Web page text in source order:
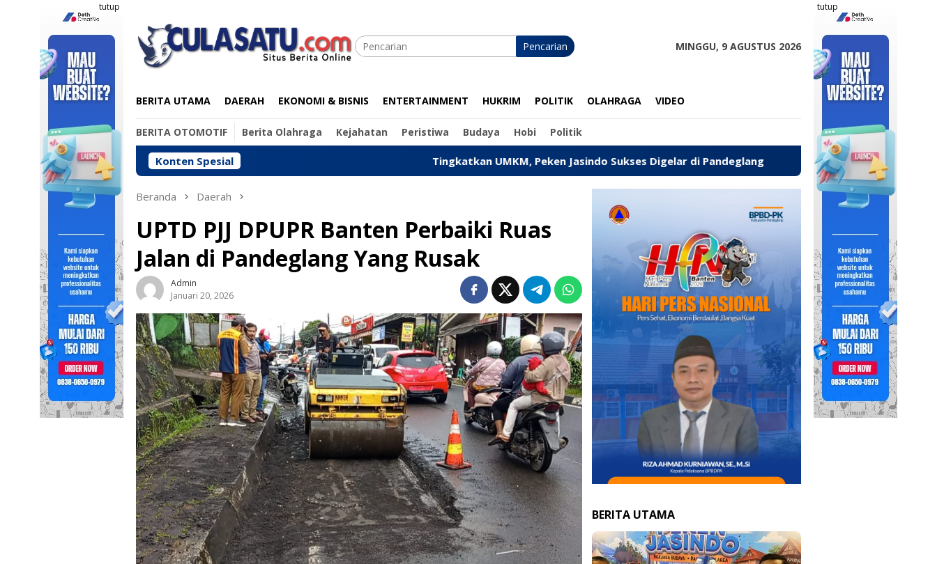
tutup tutup
Pencarian MINGGU, 9 AGUSTUS 2026
BERITA UTAMA DAERAH EKONOMI & BISNIS ENTERTAINMENT HUKRIM POLITIK OLAHRAGA VIDEO
BERITA OTOMOTIF Berita Olahraga Kejahatan Peristiwa Budaya Hobi Politik
Konten Spesial Tingkatkan UMKM, Peken Jasindo Sukses Digelar di Pandeglang ‎Polres Pandeglang Kembalikan
Beranda Daerah
UPTD PJJ DPUPR Banten Perbaiki Ruas
Jalan di Pandeglang Yang Rusak
Admin
Januari 20, 2026
BERITA UTAMA